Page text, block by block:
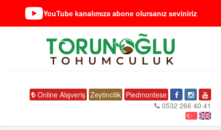
YouTube kanalımıza abone olursanız seviniriz
Online Alışveriş Zeytincilik Piedmontese
0532 266 40 41